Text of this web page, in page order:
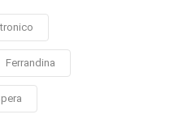
Ferrandina